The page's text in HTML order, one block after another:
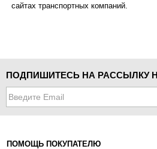
сайтах транспортных компаний.
ПОДПИШИТЕСЬ НА РАССЫЛКУ
ПОМОЩЬ ПОКУПАТЕЛЮ